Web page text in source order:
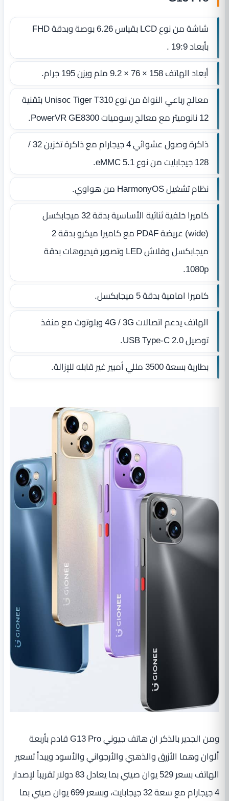
شاشة من نوع LCD بقياس 6.26 بوصة وبدقة FHD
بأبعاد 19:9 .
أبعاد الهاتف 158 × 76 × 9.2 ملم ويزن 195 جرام.
معالج رباعي النواة من نوع Unisoc Tiger T310 بتقنية
12 نانوميتر مع معالج رسوميات PowerVR GE8300.
ذاكرة وصول عشوائي 4 جيجارام مع ذاكرة تخزين 32 /
128 جيجابايت من نوع eMMC 5.1.
نظام تشغيل HarmonyOS من هواوي.
كاميرا خلفية ثنائية الأساسية بدقة 32 ميجابكسل
(wide) عريضة PDAF مع كاميرا ميكرو بدقة 2
ميجابكسل وفلاش LED وتصوير فيديوهات بدقة
1080p.
كاميرا امامية بدقة 5 ميجابكسل.
الهاتف يدعم اتصالات 4G / 3G وبلوتوث مع منفذ
توصيل USB Type-C 2.0.
بطارية بسعة 3500 مللي أمبير غير قابله للإزالة.
ومن الجدير بالذكر ان هاتف جيوني G13 Pro قادم بأربعة
ألوان وهما الأزرق والذهبي والأرجواني والأسود ويبدأ تسعير
الهاتف بسعر 529 يوان صيني بما يعادل 83 دولار تقريباً لإصدار
4 جيجارام مع سعة 32 جيجابايت، وبسعر 699 يوان صيني بما